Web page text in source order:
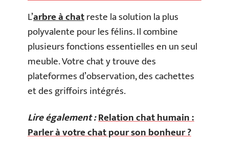
L’arbre à chatreste la solution la plus
polyvalente pour les félins. Il combine
plusieurs fonctions essentielles en un seul
meuble. Votre chat y trouve des
plateformes d’observation, des cachettes
et des griffoirs intégrés.
Lire également :Relation chat humain :
Parler à votre chat pour son bonheur ?